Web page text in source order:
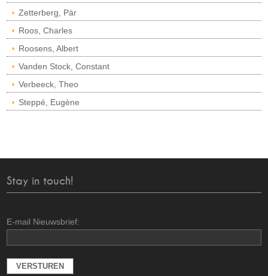
Zetterberg, Pär
Roos, Charles
Roosens, Albert
Vanden Stock, Constant
Verbeeck, Theo
Steppé, Eugène
Stay in touch!
E-mail Nieuwsbrief: